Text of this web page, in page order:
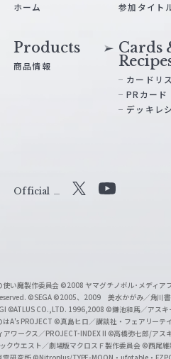
ホーム 参加タイト
Products
商品情報
Cards
カードリ
PRカード
デッキレ
Official
b
e
O
い魔製作委員会 ©2008 ヤマグチノボル･メディア
©SEGA ©2005、2009 美水かがみ／角川
©ATLUS CO.,LTD. 1996,2008 ©鎌池和馬／アスキ
A's PROJECT ©真島ヒロ／講談社・フェアリーテ
ワークス／PROJECT-INDEX II ©高橋弥七郎/アス
クウエスト／劇場版マクロスＦ製作委員会 ©西尾維